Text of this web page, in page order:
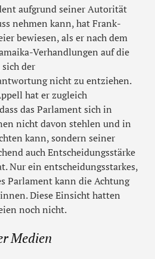
aufgrund seiner Autorität
nehmen kann, hat Frank-
bewiesen, als er nach dem
Verhandlungen auf die
der
nicht zu entziehen.
hat er zugleich
das Parlament sich in
nicht davon stehlen und in
kann, sondern seiner
auch Entscheidungsstärke
Nur ein entscheidungsstarkes,
Parlament kann die Achtung
Diese Einsicht hatten
noch nicht.
Medien